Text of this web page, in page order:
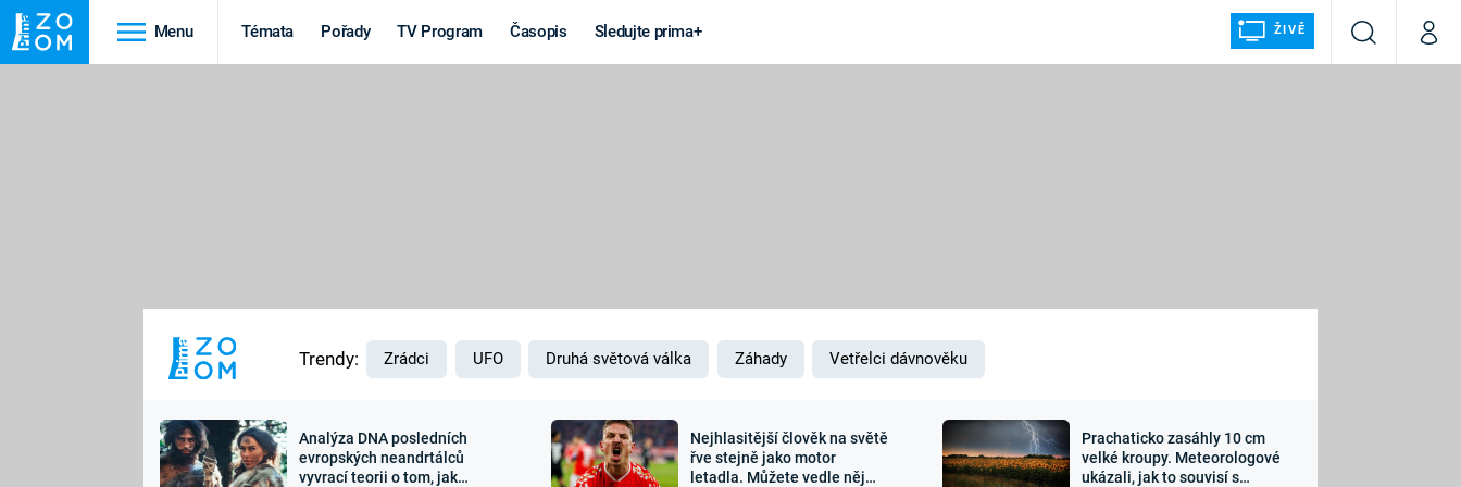
Menu Témata Pořady TV Program Časopis Sledujte prima+ ŽIVĚ
VyhledáváníMůj
MARS
Výročí
Záhady a
Zajímavosti Sledujte nás
Trendy: Zrádci UFO Druhá světová válka Záhady Vetřelci dávnověku
Analýza DNA posledních
evropských neandrtálců
vyvrací teorii o tom, jak
Nejhlasitější člověk na světě
řve stejně jako motor
letadla. Můžete vedle něj
Prachaticko zasáhly 10 cm
velké kroupy. Meteorologové
ukázali, jak to souvisí s